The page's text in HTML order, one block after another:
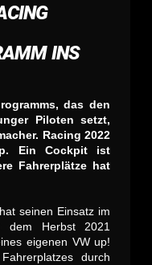
INS
das den
Piloten setzt,
Racing 2022
Ein Cockpit ist
Fahrerplätze hat
seinen Einsatz im
dem Herbst 2021
eigenen VW up!
durch